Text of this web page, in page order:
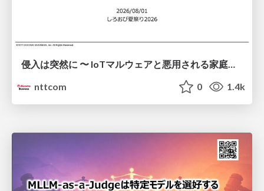
侵入は突然に 〜 IoTマルウェアと悪用される家庭の機器 ～ / When Intrusion Strikes: IoT Malware and the Abuse of Home Devices
nttcom
0 1.4k